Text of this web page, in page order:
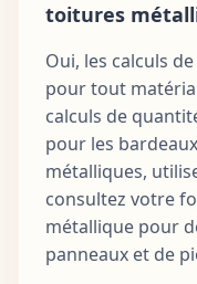
toitures
Oui, les calculs
pour tout
calculs de
pour les
métalliques,
consultez votre
métallique pour
panneaux et de